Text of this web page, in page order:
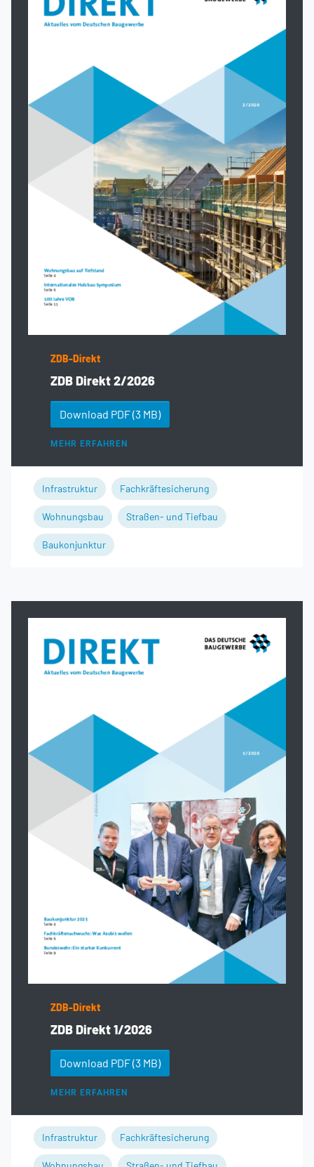
ZDB-Direkt
ZDB Direkt 2/2026
Download PDF(3 MB)
MEHR ERFAHREN
Infrastruktur Fachkräftesicherung
Wohnungsbau Straßen- und Tiefbau
Baukonjunktur
ZDB-Direkt
ZDB Direkt 1/2026
Download PDF(3 MB)
MEHR ERFAHREN
Infrastruktur Fachkräftesicherung